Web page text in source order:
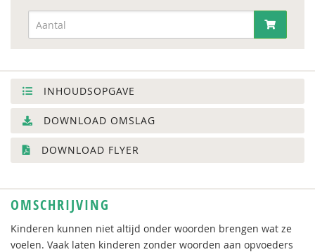
INHOUDSOPGAVE
DOWNLOAD OMSLAG
DOWNLOAD FLYER
OMSCHRIJVING
Kinderen kunnen niet altijd onder woorden brengen wat ze
voelen. Vaak laten kinderen zonder woorden aan opvoeders